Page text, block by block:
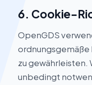
6. Cookie-
OpenGDS
ordnungsgemäße
zu gewährleisten.
unbedingt